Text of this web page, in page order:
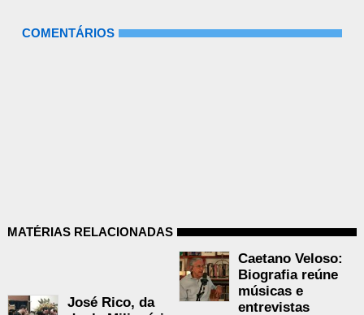
COMENTÁRIOS
MATÉRIAS RELACIONADAS
José Rico, da
Caetano Veloso:
Biografia reúne
músicas e
entrevistas